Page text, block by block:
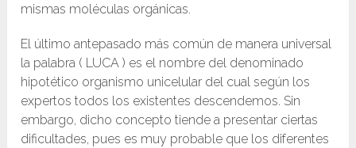
mismas moléculas orgánicas.
El último antepasado más común de manera universal
la palabra ( LUCA ) es el nombre del denominado
hipotético organismo unicelular del cual según los
expertos todos los existentes descendemos. Sin
embargo, dicho concepto tiende a presentar ciertas
dificultades, pues es muy probable que los diferentes